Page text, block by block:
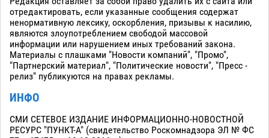
отредактировать, если указанные сообщения содержат
ненормативную лексику, оскорбления, призывы к насилию,
являются злоупотреблением свободой массовой
информации или нарушением иных требований закона.
Материалы с плашками "Новости компаний", "Промо",
"Партнерский материал", "Политические новости", "Пресс -
релиз" публикуются на правах рекламы.
ИНФО
СМИ СЕТЕВОЕ ИЗДАНИЕ ИНФОРМАЦИОННО-НОВОСТНОЙ
РЕСУРС "ПУНКТ-А" (свидетельство Роскомнадзора ЭЛ № ФС